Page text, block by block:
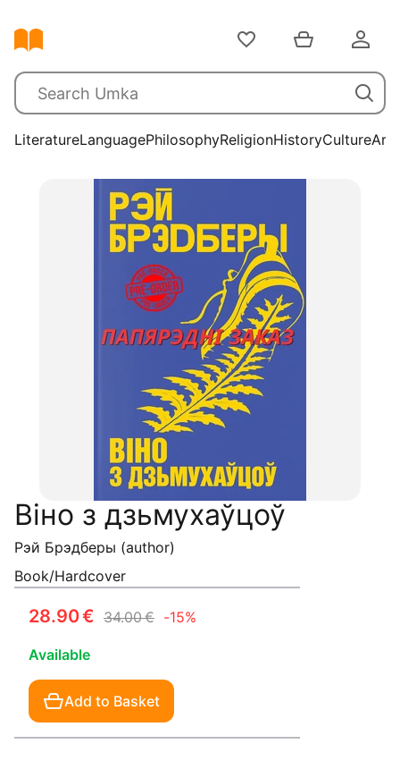
LiteratureLanguagePhilosophyReligionHistoryCultureArts
Віно з дзьмухаўцоў
Рэй Брэдберы (author)
Book/Hardcover
28.90 € 34.00 € -15%
Available
Add to Basket